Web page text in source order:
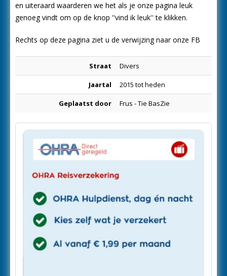
en uiteraard waarderen we het als je onze pagina leuk
genoeg vindt om op de knop ''vind ik leuk'' te klikken.
Rechts op deze pagina ziet u de verwijzing naar onze FB
Straat Divers
Jaartal 2015 tot heden
Geplaatst door Frus - Tie BasZie